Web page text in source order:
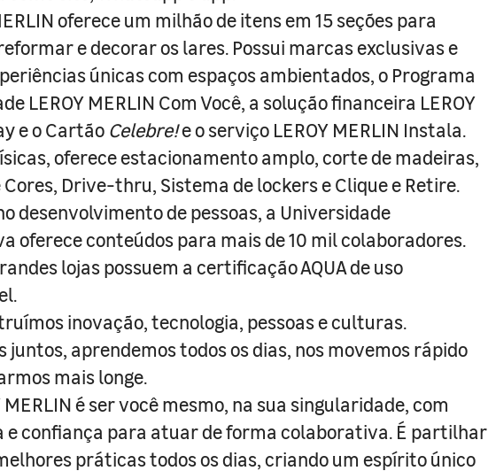
oferece um milhão de itens em 15 seções para
e decorar os lares. Possui marcas exclusivas e
únicas com espaços ambientados, o Programa
LEROY MERLIN Com Você, a solução financeira LEROY
e o Cartão Celebre!e o serviço LEROY MERLIN Instala.
oferece estacionamento amplo, corte de madeiras,
Cores, Drive-thru, Sistema de lockers e Clique e Retire.
desenvolvimento de pessoas, a Universidade
oferece conteúdos para mais de 10 mil colaboradores.
lojas possuem a certificação AQUA de uso
inovação, tecnologia, pessoas e culturas.
juntos, aprendemos todos os dias, nos movemos rápido
mais longe.
MERLIN é ser você mesmo, na sua singularidade, com
e confiança para atuar de forma colaborativa. É partilhar
práticas todos os dias, criando um espírito único